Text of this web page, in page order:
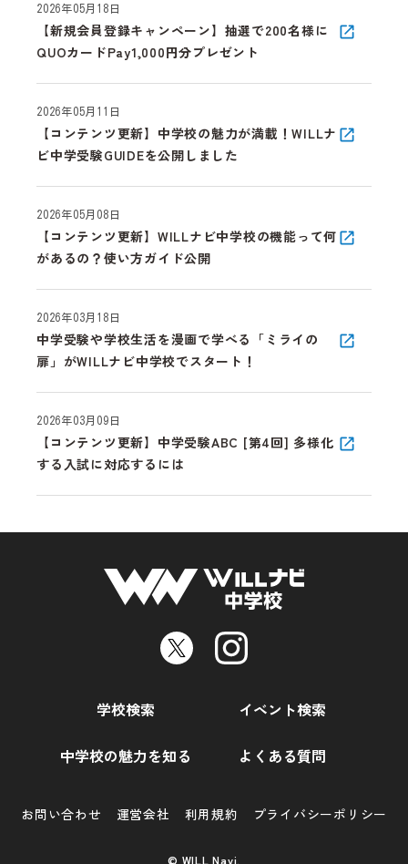
【新規会員登録キャンペーン】抽選で200名様に
QUOカードPay1,000円分プレゼント
2026年05月18日
【コンテンツ更新】中学校の魅力が満載！WILLナ
ビ中学受験GUIDEを公開しました
2026年05月11日
【コンテンツ更新】WILLナビ中学校の機能って何
があるの？使い方ガイド公開
2026年05月08日
中学受験や学校生活を漫画で学べる「ミライの
扉」がWILLナビ中学校でスタート！
2026年03月18日
【コンテンツ更新】中学受験ABC [第4回] 多様化
する入試に対応するには
2026年03月09日
学校検索 イベント検索
中学校の魅力を知る よくある質問
お問い合わせ 運営会社 利用規約 プライバシーポリシー
© WILL Navi.